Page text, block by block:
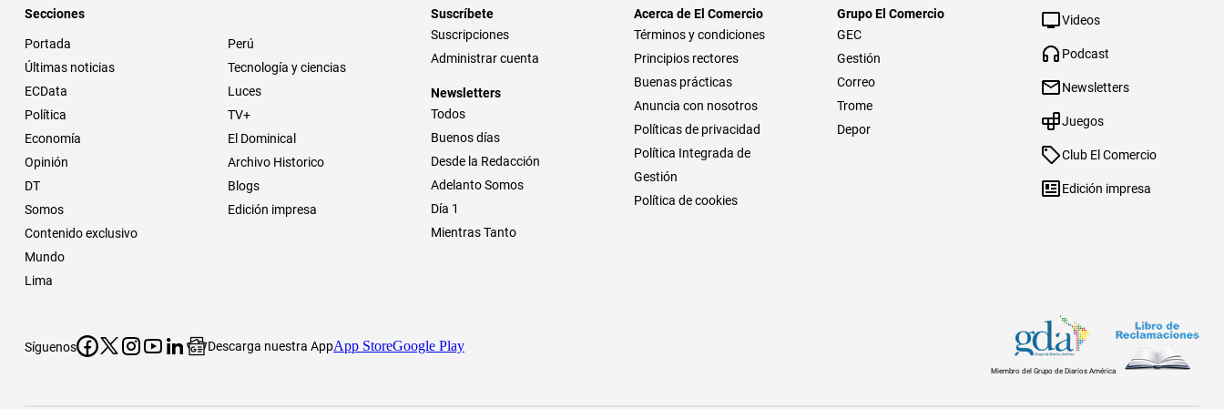
Secciones
Portada
Últimas noticias
ECData
Política
Economía
Opinión
DT
Somos
Contenido exclusivo
Mundo
Lima
Perú
Tecnología y ciencias
Luces
TV+
El Dominical
Archivo Historico
Blogs
Edición impresa
Suscríbete
Suscripciones
Administrar cuenta
Newsletters
Todos
Buenos días
Desde la Redacción
Adelanto Somos
Día 1
Mientras Tanto
Acerca de El Comercio
Términos y condiciones
Principios rectores
Buenas prácticas
Anuncia con nosotros
Políticas de privacidad
Política Integrada de
Gestión
Política de cookies
Grupo El Comercio
GEC
Gestión
Correo
Trome
Depor
Videos
Podcast
Newsletters
Juegos
Club El Comercio
Edición impresa
Síguenos Descarga nuestra AppApp StoreGoogle Play
Miembro del Grupo de Diarios América